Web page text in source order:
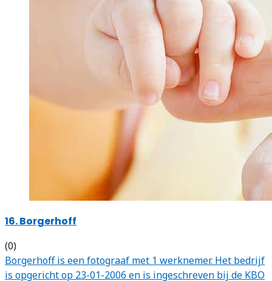
16. Borgerhoff
(0)
Borgerhoff is een fotograaf met 1 werknemer. Het bedrijf
is opgericht op 23-01-2006 en is ingeschreven bij de KBO